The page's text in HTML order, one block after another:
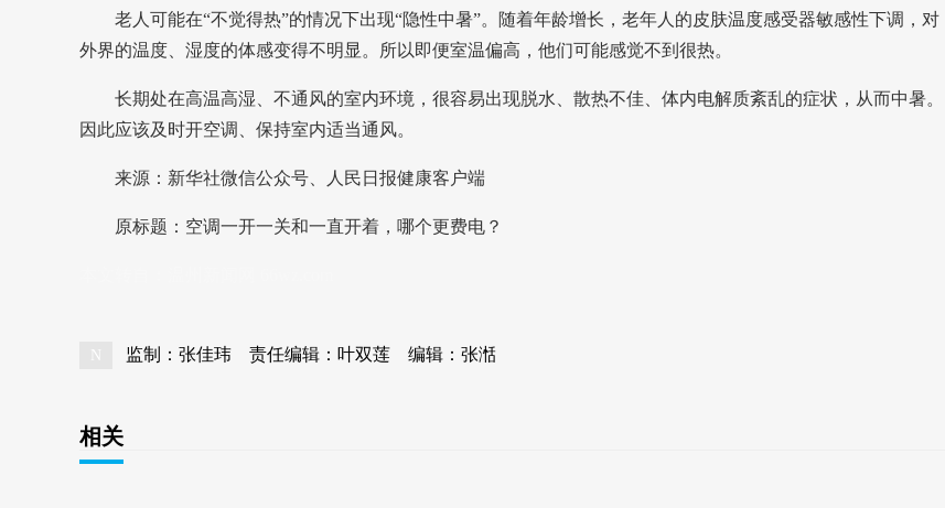
老人可能在“不觉得热”的情况下出现“隐性中暑”。随着年龄增长，老年人的皮肤温度感受器敏感性下调，对
外界的温度、湿度的体感变得不明显。所以即便室温偏高，他们可能感觉不到很热。
长期处在高温高湿、不通风的室内环境，很容易出现脱水、散热不佳、体内电解质紊乱的症状，从而中暑。
因此应该及时开空调、保持室内适当通风。
来源：新华社微信公众号、人民日报健康客户端
原标题： 空调一开一关和一直开着，哪个更费电？
N 监制：张佳玮 责任编辑：叶双莲 编辑：张湉
相关